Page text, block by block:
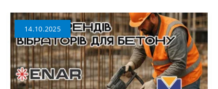
14.10.2025